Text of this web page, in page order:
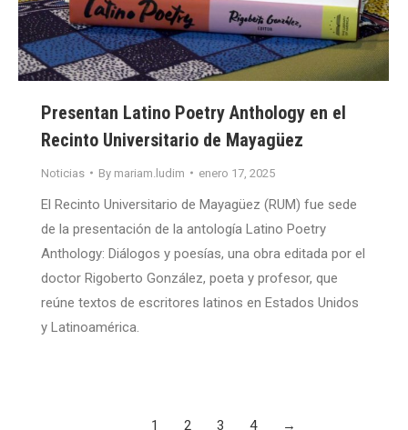
Presentan Latino Poetry Anthology en el
Recinto Universitario de Mayagüez
Noticias By mariam.ludim enero 17, 2025
El Recinto Universitario de Mayagüez (RUM) fue sede
de la presentación de la antología Latino Poetry
Anthology: Diálogos y poesías, una obra editada por el
doctor Rigoberto González, poeta y profesor, que
reúne textos de escritores latinos en Estados Unidos
y Latinoamérica.
1 2 3 4 →